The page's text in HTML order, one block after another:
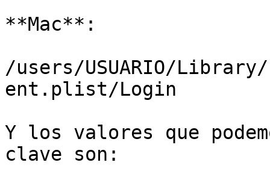
**Mac**:
/users/USUARIO/
ent.plist/Login
Y los valores que
clave son: